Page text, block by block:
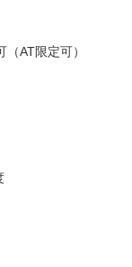
AT限定可）